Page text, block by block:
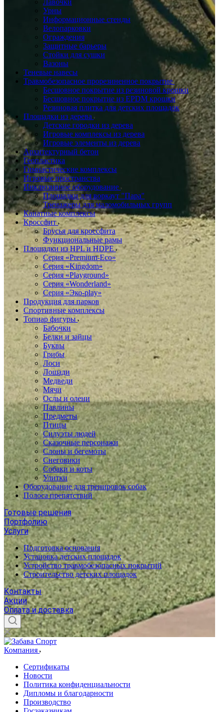
Лавочки
Урны
Информационные стенды
Велопарковки
Ограждения
Защитные барьеры
Стойки для сушки
Вазоны
Теневые навесы
Травмобезопасное прорезиненное покрытие
Бесшовное покрытие из резиновой крошки
Бесшовное покрытие из EPDM крошки
Резиновая плитка для детских площадок
Площадки из дерева
Детские городки из дерева
Игровые комплексы из дерева
Игровые элементы из дерева
Архитектурный бетон
Геопластика
Гимнастические комплексы
Игровые пространства
Инклюзивное оборудование
Площадки для воркаут "Пара"
Тренажеры для маломобильных групп
Канатные комплексы
Кроссфит
Брусья для кроссфита
Функциональные рамы
Площадки из HPL и HDPE
Серия «Premium-Eco»
Серия «Kingdom»
Серия «Playground»
Серия «Wonderland»
Серия «Эко-play»
Продукция для парков
Спортивные комплексы
Топиар фигуры
Бабочки
Белки и зайцы
Буквы
Грибы
Лоси
Лошади
Медведи
Мячи
Ослы и олени
Павлины
Предметы
Птицы
Силуэты людей
Сказочные персонажи
Слоны и бегемоты
Снеговики
Собаки и коты
Улитки
Оборудование для тренировок собак
Полоса препятствий
Готовые решения
Портфолию
Услуги
Подготовка основания
Установка детских площадок
Устройство травмобезопасных покрытий
Строительство детских площадок
Контакты
Акции
Оплата и доставка
Компания
Сертификаты
Новости
Политика конфиденциальности
Дипломы и благодарности
Производство